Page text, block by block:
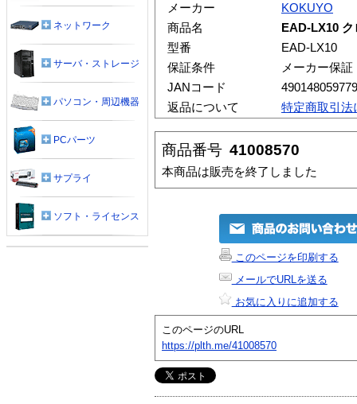
メーカー
KOKUYO
商品名
EAD-LX10
型番
EAD-LX10
保証条件
メーカー保証
JANコード
返品について
特定商取引法
商品番号 41008570
本商品は販売を終了しました
このページを印刷する
メールでURLを送る
お気に入りに追加する
このページのURL
https://plth.me/41008570
ネットワーク
サーバ・ストレージ
パソコン・周辺機器
PCパーツ
サプライ
ソフト・ライセンス